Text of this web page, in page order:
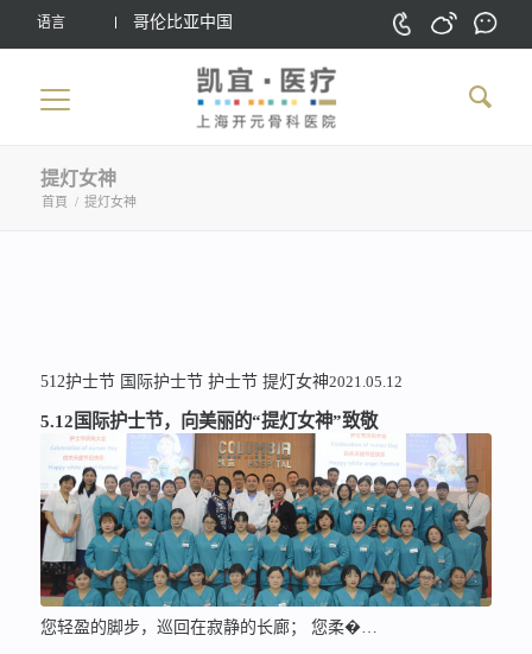
语言 哥伦比亚中国
提灯女神
首頁 / 提灯女神
512护士节 国际护士节 护士节 提灯女神2021.05.12
5.12国际护士节，向美丽的“提灯女神”致敬
您轻盈的脚步，巡回在寂静的长廊； 您柔�…